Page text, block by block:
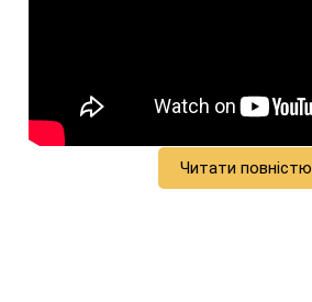
Читати повністю